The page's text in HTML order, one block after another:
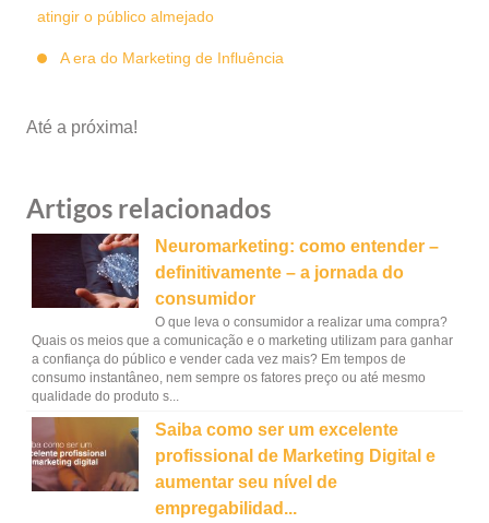
atingir o público almejado
A era do Marketing de Influência
Até a próxima!
Artigos relacionados
Neuromarketing: como entender –
definitivamente – a jornada do
consumidor
O que leva o consumidor a realizar uma compra?
Quais os meios que a comunicação e o marketing utilizam para ganhar
a confiança do público e vender cada vez mais? Em tempos de
consumo instantâneo, nem sempre os fatores preço ou até mesmo
qualidade do produto s...
Saiba como ser um excelente
profissional de Marketing Digital e
aumentar seu nível de
empregabilidad...